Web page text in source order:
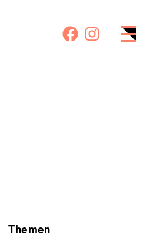
Themen